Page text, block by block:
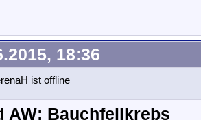
18:36
AW: Bauchfellkrebs